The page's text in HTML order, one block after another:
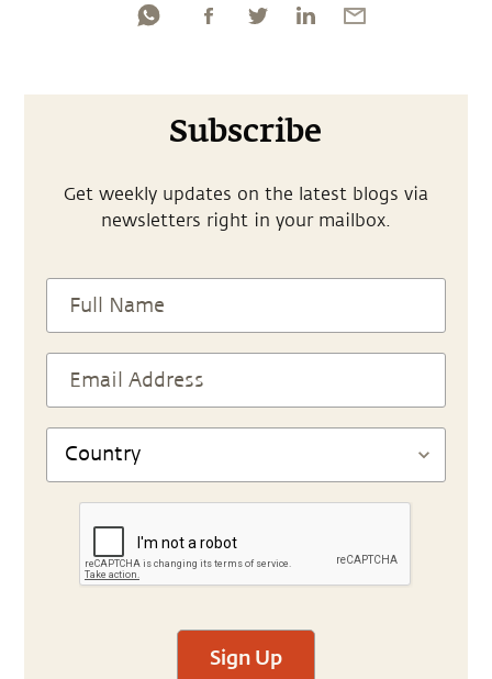
Subscribe
Get weekly updates on the latest blogs via
newsletters right in your mailbox.
Sign Up